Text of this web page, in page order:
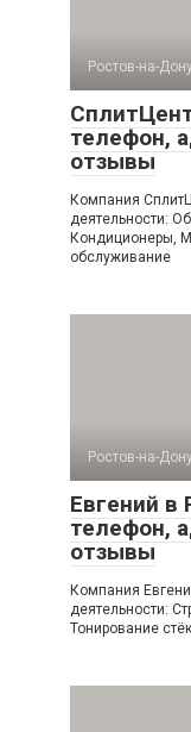
Ростов-на-
телефон,
отзывы
Компания
деятельности:
Кондиционеры,
обслуживание
Ростов-на-
Евгений в
телефон,
отзывы
Компания
деятельности:
Тонирование